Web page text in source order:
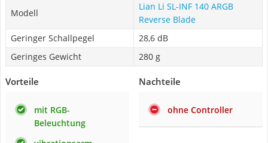
Modell
Lian Li SL-INF 140 ARGB
Reverse Blade
Geringer Schallpegel
28,6 dB
Geringes Gewicht
280 g
Vorteile
mit RGB-
Beleuchtung
Nachteile
ohne Controller